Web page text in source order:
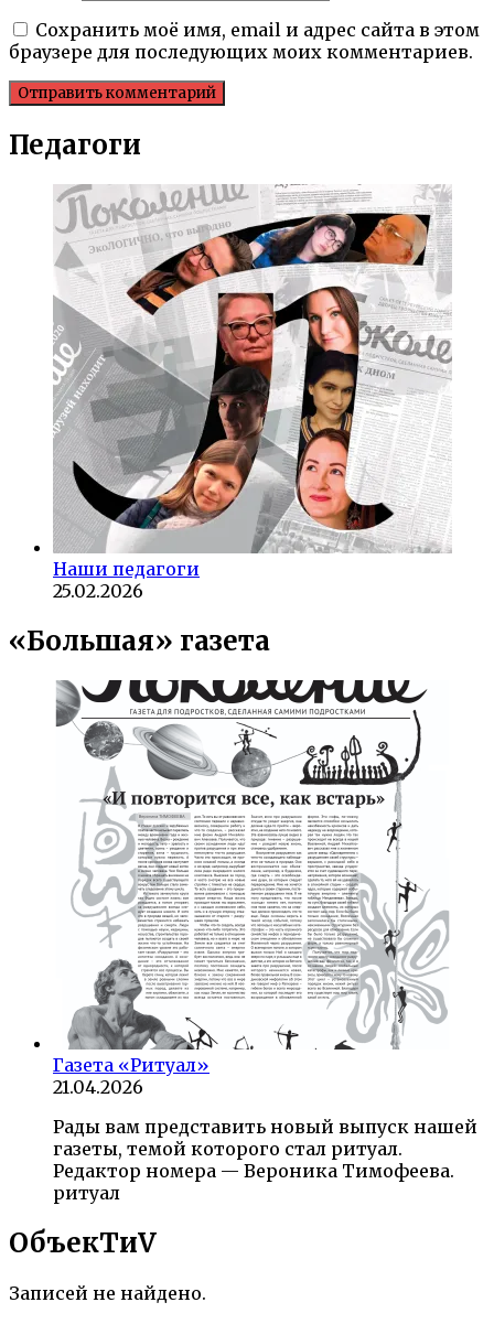
Сохранить моё имя, email и адрес сайта в этом
браузере для последующих моих комментариев.
Педагоги
Наши педагоги
25.02.2026
«Большая» газета
Газета «Ритуал»
21.04.2026
Рады вам представить новый выпуск нашей
газеты, темой которого стал ритуал.
Редактор номера — Вероника Тимофеева.
ритуал
ОбъекTиV
Записей не найдено.